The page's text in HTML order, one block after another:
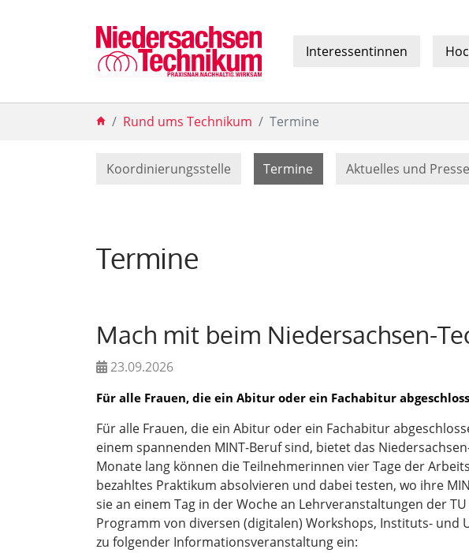
Interessentinnen
Rund ums Technikum Termine
Koordinierungsstelle Termine (current)Aktuelles und Presse
Termine
Mach mit beim Niedersachsen-
23.09.2026
Für alle Frauen, die ein Abitur oder ein Fachabitur
Für alle Frauen, die ein Abitur oder ein Fachabitur
einem spannenden MINT-Beruf sind, bietet das
Monate lang können die Teilnehmerinnen vier Tage der
bezahltes Praktikum absolvieren und dabei testen, wo ihre
sie an einem Tag in der Woche an Lehrveranstaltungen der
Programm von diversen (digitalen) Workshops, Instituts- und
zu folgender Informationsveranstaltung ein: